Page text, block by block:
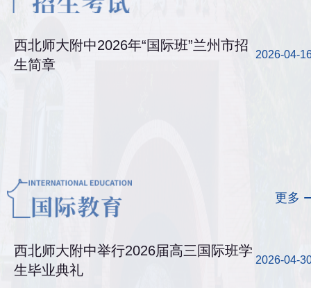
西北师大附中2026年“国际班”兰州市招
生简章
2026-04-
更多
西北师大附中举行2026届高三国际班学
生毕业典礼
2026-04-